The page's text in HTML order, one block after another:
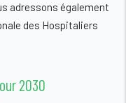
adressons également
des Hospitaliers
2030